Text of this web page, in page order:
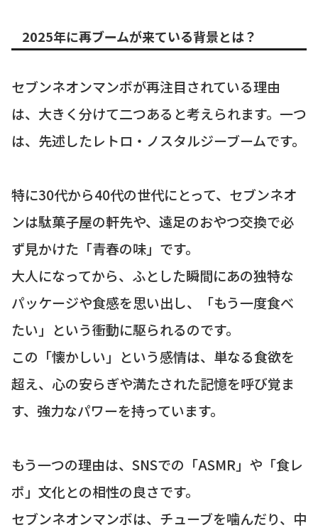
2025年に再ブームが来ている背景とは？
セブンネオンマンボが再注目されている理由
は、大きく分けて二つあると考えられます。一つ
は、先述したレトロ・ノスタルジーブームです。
特に30代から40代の世代にとって、セブンネオ
ンは駄菓子屋の軒先や、遠足のおやつ交換で必
ず見かけた「青春の味」です。
大人になってから、ふとした瞬間にあの独特な
パッケージや食感を思い出し、「もう一度食べ
たい」という衝動に駆られるのです。
この「懐かしい」という感情は、単なる食欲を
超え、心の安らぎや満たされた記憶を呼び覚ま
す、強力なパワーを持っています。
もう一つの理由は、SNSでの「ASMR」や「食レ
ポ」文化との相性の良さです。
セブンネオンマンボは、チューブを噛んだり、中